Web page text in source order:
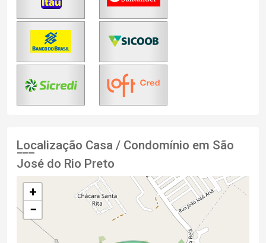
Localização Casa / Condomínio em São
José do Rio Preto
+
−